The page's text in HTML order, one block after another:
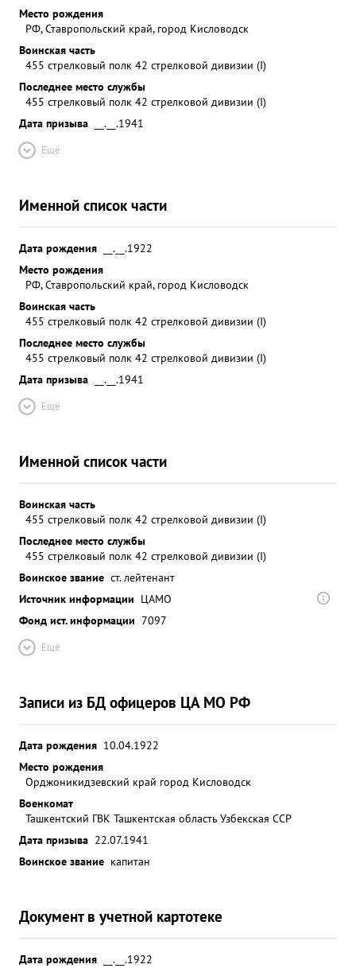
Место рождения
РФ, Ставропольский край, город Кисловодск
Воинская часть
455 стрелковый полк 42 стрелковой дивизии (I)
Последнее место службы
455 стрелковый полк 42 стрелковой дивизии (I)
Дата призыва
__.__.1941
Ещё
Именной список части
Дата рождения
__.__.1922
Место рождения
РФ, Ставропольский край, город Кисловодск
Воинская часть
455 стрелковый полк 42 стрелковой дивизии (I)
Последнее место службы
455 стрелковый полк 42 стрелковой дивизии (I)
Дата призыва
__.__.1941
Ещё
Именной список части
Воинская часть
455 стрелковый полк 42 стрелковой дивизии (I)
Последнее место службы
455 стрелковый полк 42 стрелковой дивизии (I)
Воинское звание ст. лейтенант
Источник информации ЦАМО
Фонд ист. информации 7097
Ещё
Записи из БД офицеров ЦА МО РФ
Дата рождения 10.04.1922
Место рождения
Орджоникидзевский край город Кисловодск
Военкомат
Ташкентский ГВК Ташкентская область Узбекская ССР
Дата призыва 22.07.1941
Воинское звание капитан
Документ в учетной картотеке
Дата рождения __.__.1922